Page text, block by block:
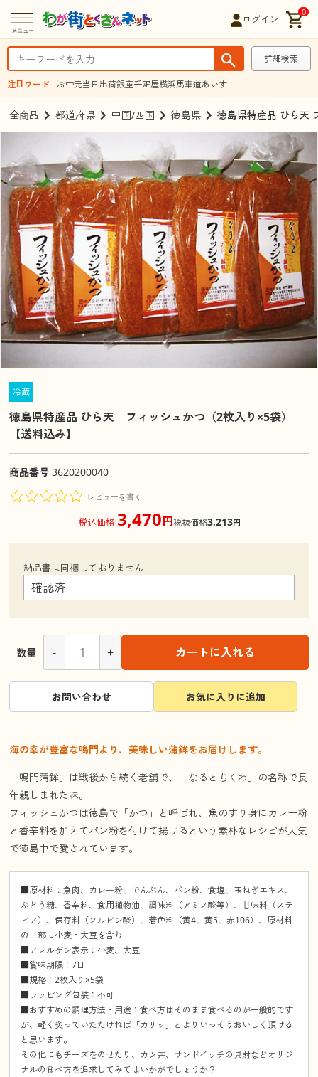
ログイン
0
詳細検索
注目ワード お中元当日出荷銀座千疋屋横浜馬車道あいす
全商品 都道府県 中国/四国 徳島県 徳島県特産品 ひら天
冷蔵
徳島県特産品 ひら天 フィッシュかつ（2枚入り×5袋）
【送料込み】
商品番号 3620200040
レビューを書く
税込価格 3,470円税抜価格3,213円
納品書は同梱しておりません
数量 - + カートに入れる
お問い合わせ お気に入りに追加
海の幸が豊富な鳴門より、美味しい蒲鉾をお届けします。
「鳴門蒲鉾」は戦後から続く老舗で、「なるとちくわ」の名称で長
年親しまれた味。
フィッシュかつは徳島で「かつ」と呼ばれ、魚のすり身にカレー粉
と香辛料を加えてパン粉を付けて揚げるという素朴なレシピが人気
で徳島中で愛されています。
■原材料：魚肉、カレー粉、でんぷん、パン粉、食塩、玉ねぎエキス、
ぶどう糖、香辛料、食用植物油、調味料（アミノ酸等）、甘味料（ステ
ビア）、保存料（ソルビン酸）、着色料（黄4、黄5、赤106）、原材料
の一部に小麦・大豆を含む
■アレルゲン表示：小麦、大豆
■賞味期限：7日
■規格：2枚入り×5袋
■ラッピング包装：不可
■おすすめの調理方法・用途：食べ方はそのまま食べるのが一般的です
が、軽く炙っていただければ「カリッ」とよりいっそうおいしく頂ける
と思います。
その他にもチーズをのせたり、カツ丼、サンドイッチの具財などオリジ
ナルの食べ方を追求してみてはいかがでしょうか？